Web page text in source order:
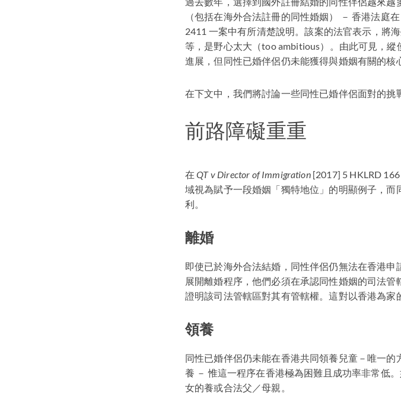
（包括在海外合法註冊的同性婚姻） － 香港法庭
2411 一案中有所清楚說明。該案的法官表示，將
等，是野心太大（too ambitious）。由此可見，
進展，但同性已婚伴侶仍未能獲得與婚姻有關的核
在下文中，我們將討論一些同性已婚伴侶面對的挑
前路障礙重重
在QT v Director of Immigration[2017] 5 HKLRD
域視為賦予一段婚姻「獨特地位」的明顯例子，
利。
離婚
即使已於海外合法結婚，同性伴侶仍無法在香港
展開離婚程序，他們必須在承認同性婚姻的司法
證明該司法管轄區對其有管轄權。這對以香港為家
領養
同性已婚伴侶仍未能在香港共同領養兒童－唯一
養 － 惟這一程序在香港極為困難且成功率非常低
女的養或合法父／母親。